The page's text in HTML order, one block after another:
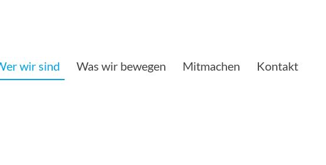
wir sind Was wir bewegen Mitmachen Kontakt